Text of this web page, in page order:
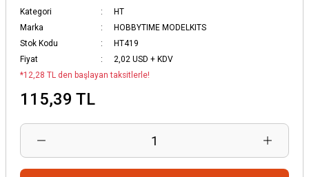
Kategori
HT
Marka
HOBBYTIME MODELKITS
Stok Kodu
HT419
Fiyat
2,02 USD + KDV
*12,28 TL den başlayan taksitlerle!
115,39 TL